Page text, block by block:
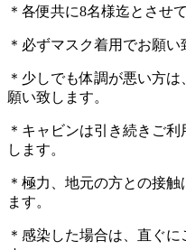
＊各便共に8名様迄とさせ
＊必ずマスク着用でお願い
＊少しでも体調が悪い方
願い致します。
＊キャビンは引き続きご
します。
＊極力、地元の方との接
ます。
＊感染した場合は、直ぐ